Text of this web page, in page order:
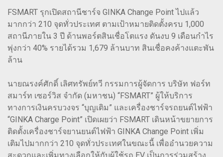
FSMART รุกเปิดสถานีชาร์จ GINKA Change Point ไปแล้ว
มากกว่า 210 จุดทั่วประเทศ ตามเป้าหมายติดตั้งครบ 1,000
สถานีภายใน 3 ปี ด้านพอร์ตสินเชื่อโตแรง ดันงบ 9 เดือนกำไร
พุ่งกว่า 40% รายได้รวม 1,679 ล้านบาท สินเชื่อคงค้างแตะพัน
ล้าน
นายณรงค์ศักดิ์ เลิศทรัพย์ทวี กรรมการผู้จัดการ บริษัท ฟอร์ท
สมาร์ท เซอร์วิส จำกัด (มหาชน) “FSMART” ผู้ให้บริการ
ทางการเงินครบวงจร “บุญเติม” และเครื่องชาร์จรถยนต์ไฟฟ้า
“GINKA Charge Point” เปิดเผยว่า FSMART เดินหน้าขยายการ
ติดตั้งเครื่องชาร์จยานยนต์ไฟฟ้า GINKA Change Point เพิ่ม
เติมไปมากกว่า 210 จุดทั่วประเทศในขณะนี้ เพื่ออำนวยความ